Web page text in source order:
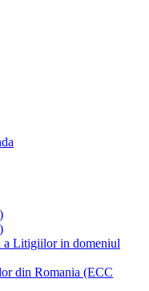
a Litigiilor in domeniul
din Romania (ECC